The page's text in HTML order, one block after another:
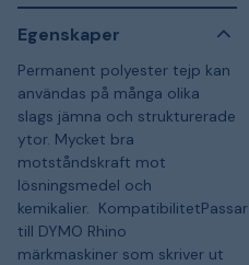
Egenskaper
Permanent polyester tejp kan
användas på många olika
slags jämna och strukturerade
ytor. Mycket bra
motståndskraft mot
lösningsmedel och
kemikalier. KompatibilitetPassar
till DYMO Rhino
märkmaskiner som skriver ut